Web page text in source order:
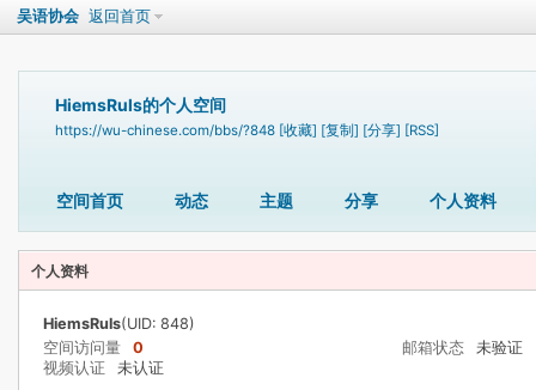
吴语协会 返回首页
HiemsRuls的个人空间
https://wu-chinese.com/bbs/?848 [收藏] [复制] [分享] [RSS]
空间首页 动态 主题 分享 个人资料
个人资料
HiemsRuls(UID: 848)
空间访问量
0 邮箱状态
未验证
视频认证
未认证